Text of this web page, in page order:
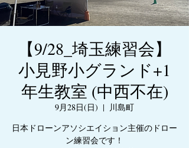
【9/28_埼玉練習会】
小見野小グランド+1
年生教室 (中西不在)
9月28日(日)
  |
川島町
日本ドローンアソシエイション主催のドロー
ン練習会です！